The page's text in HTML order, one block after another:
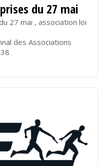
du 27 mai
27 mai , association loi
des Associations